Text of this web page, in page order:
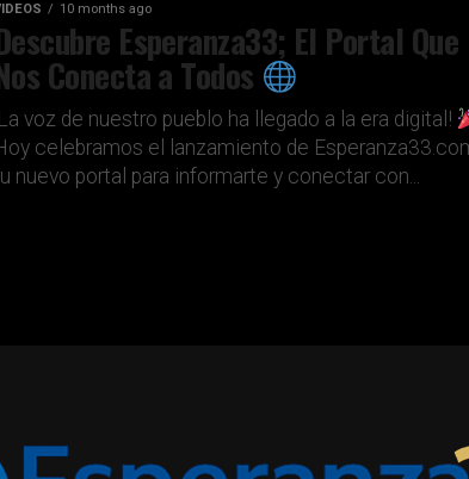
10 months ago
Esperanza33; El Portal Que
Conecta a Todos
voz de nuestro pueblo ha llegado a la era digital!
celebramos el lanzamiento de
nuevo portal para informarte y conectar con...